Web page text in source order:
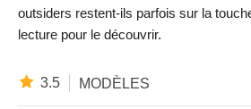
outsiders restent-ils parfois sur la
lecture pour le découvrir.
3.5 MODÈLES